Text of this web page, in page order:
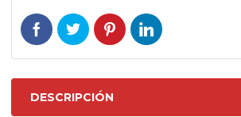
DESCRIPCIÓN